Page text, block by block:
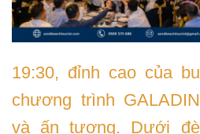
19:30, đỉnh cao của
chương trình
và ấn tượng. Dưới